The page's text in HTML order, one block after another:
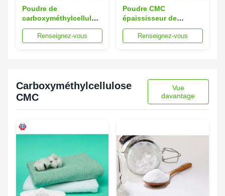
Poudre de
carboxyméthylcellulose
à haute viscosité CMC
de qualité minière
Renseignez-vous
Poudre CMC
épaississeur de
cellulose de
carboxyméthyle de
Renseignez-vous
Carboxyméthylcellulose
CMC
Vue
davantage